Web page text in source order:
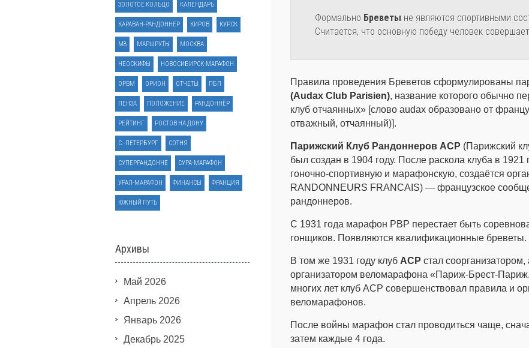
Формально Бреветы не являются спортивными
Считается, что основную победу человек
Правила проведения Бреветов сформулированы
(Audax Club Parisien), название которого обычно
клуб отчаянных» [слово audax образовано от
отважный, отчаянный)].
Парижский Клуб Рандоннеров ACP (Парижский
был создан в 1904 году. После раскола клуба в
гоночно-спортивную и марафонскую, создаётся
RANDONNEURS FRANCAIS) — французское
рандоннеров.
C 1931 года марафон PBP перестает быть
гонщиков. Появляются квалификационные бреветы.
В том же 1931 году клуб ACP стал
организатором веломарафона «Париж-Брест-
многих лет клуб ACP совершенствовал правила и
веломарафонов.
После войны марафон стал проводиться чаще,
затем каждые 4 года.
ЗОЛОТОЕ КОЛЬЦО КАЛЕНДАРЬ
КАРАВАН-РАНДОННЕР КИРОВ КУРСК
М8 МАРШРУТЫ МОСКВА
НЕОСКИФЫ НОВОСИБИРСК-МАРАФОН
ОРВМ ОРИОН ОТЧЕТЫ ПБП
ПЕНЗА ПОЛОЖЕНИЕ РАНДОННЁР
РЕЙТИНГ РОСТОВ НА ДОНУ
С.-ПЕТЕРБУРГ СОТНЯ
СУПЕРРАНДОННЕ СУРА-МАРАФОН
УРАЛ-МАРАФОН ФИНАНСЫ ФРАНЦИЯ
ЮЖНЫЙ ПУТЬ
Архивы
Май 2026
Апрель 2026
Январь 2026
Декабрь 2025